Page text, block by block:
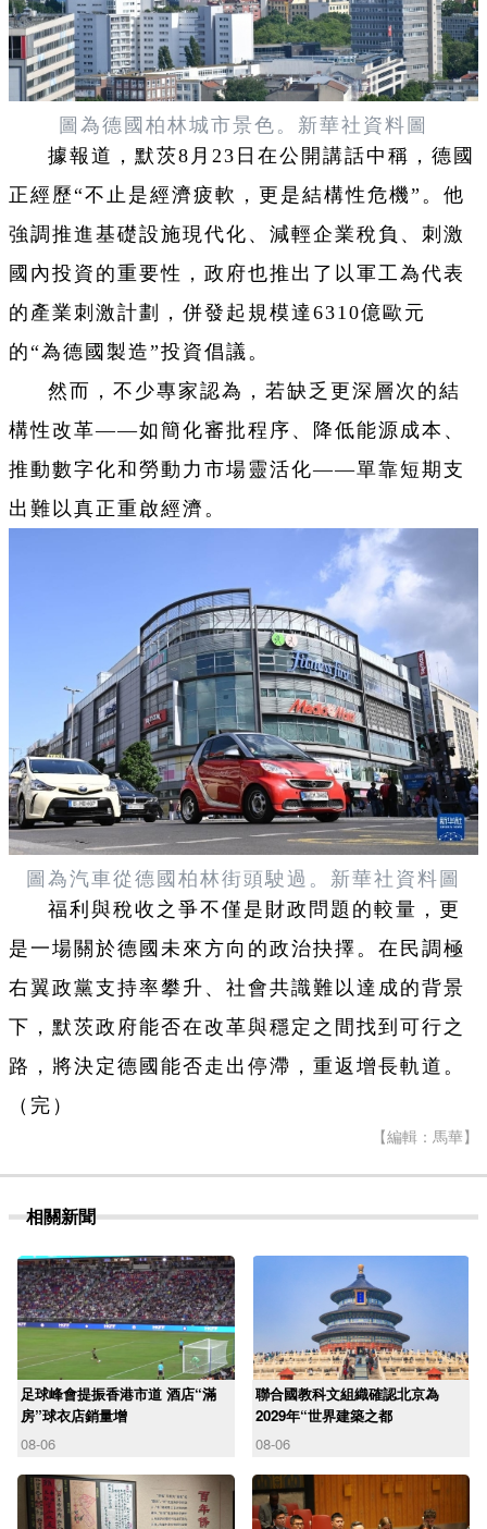
圖為德國柏林城市景色。新華社資料圖
據報道，默茨8月23日在公開講話中稱，德國
正經歷“不止是經濟疲軟，更是結構性危機”。他
強調推進基礎設施現代化、減輕企業稅負、刺激
國內投資的重要性，政府也推出了以軍工為代表
的產業刺激計劃，併發起規模達6310億歐元
的“為德國製造”投資倡議。
然而，不少專家認為，若缺乏更深層次的結
構性改革——如簡化審批程序、降低能源成本、
推動數字化和勞動力市場靈活化——單靠短期支
出難以真正重啟經濟。
圖為汽車從德國柏林街頭駛過。新華社資料圖
福利與稅收之爭不僅是財政問題的較量，更
是一場關於德國未來方向的政治抉擇。在民調極
右翼政黨支持率攀升、社會共識難以達成的背景
下，默茨政府能否在改革與穩定之間找到可行之
路，將決定德國能否走出停滯，重返增長軌道。
（完）
【編輯：馬華】
相關新聞
足球峰會提振香港市道 酒店“滿
房”球衣店銷量增
08-06
聯合國教科文組織確認北京為
2029年“世界建築之都
08-06